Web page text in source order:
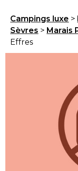
Campings luxe >
Sèvres > Marais
Effres